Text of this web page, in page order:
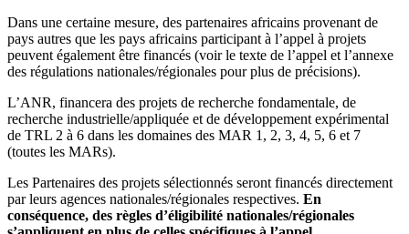
Dans une certaine mesure, des partenaires africains provenant de
pays autres que les pays africains participant à l’appel à projets
peuvent également être financés (voir le texte de l’appel et l’annexe
des régulations nationales/régionales pour plus de précisions).
L’ANR, financera des projets de recherche fondamentale, de
recherche industrielle/appliquée et de développement expérimental
de TRL 2 à 6 dans les domaines des MAR 1, 2, 3, 4, 5, 6 et 7
(toutes les MARs).
Les Partenaires des projets sélectionnés seront financés directement
par leurs agences nationales/régionales respectives. En
conséquence, des règles d’éligibilité nationales/régionales